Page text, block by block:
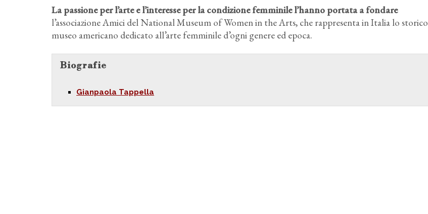
La passione per l’arte e l’interesse per la condizione femminile l’hanno portata a fondare
l’associazione Amici del National Museum of Women in the Arts, che rappresenta in Italia lo storico
museo americano dedicato all’arte femminile d’ogni genere ed epoca.
Biografie
Gianpaola Tappella